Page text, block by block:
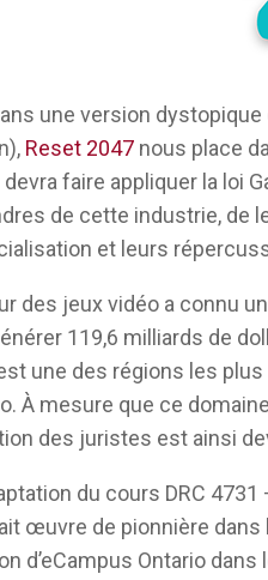
une version
Reset 2047nous place
faire appliquer la loi
de cette industrie, de
et leurs
des jeux vidéo a connu
119,6 milliards de
une des régions les
À mesure que ce
des juristes est ainsi
du cours DRC
œuvre de pionnière
d’eCampus Ontario dans